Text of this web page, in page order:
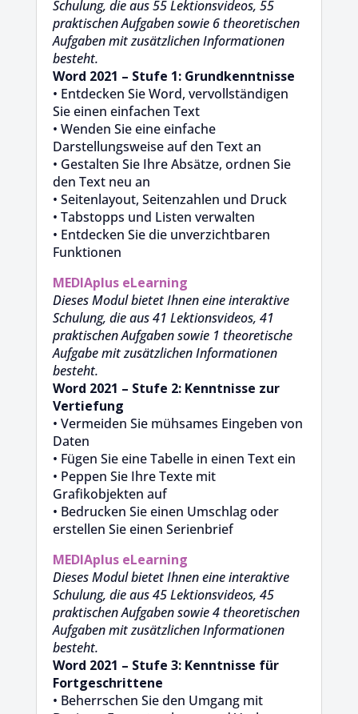
Schulung, die aus 55 Lektionsvideos, 55
praktischen Aufgaben sowie 6 theoretischen
Aufgaben mit zusätzlichen Informationen
besteht.
Word 2021 – Stufe 1: Grundkenntnisse
• Entdecken Sie Word, vervollständigen
Sie einen einfachen Text
• Wenden Sie eine einfache
Darstellungsweise auf den Text an
• Gestalten Sie Ihre Absätze, ordnen Sie
den Text neu an
• Seitenlayout, Seitenzahlen und Druck
• Tabstopps und Listen verwalten
• Entdecken Sie die unverzichtbaren
Funktionen
MEDIAplus eLearning
Dieses Modul bietet Ihnen eine interaktive
Schulung, die aus 41 Lektionsvideos, 41
praktischen Aufgaben sowie 1 theoretische
Aufgabe mit zusätzlichen Informationen
besteht.
Word 2021 – Stufe 2: Kenntnisse zur
Vertiefung
• Vermeiden Sie mühsames Eingeben von
Daten
• Fügen Sie eine Tabelle in einen Text ein
• Peppen Sie Ihre Texte mit
Grafikobjekten auf
• Bedrucken Sie einen Umschlag oder
erstellen Sie einen Serienbrief
MEDIAplus eLearning
Dieses Modul bietet Ihnen eine interaktive
Schulung, die aus 45 Lektionsvideos, 45
praktischen Aufgaben sowie 4 theoretischen
Aufgaben mit zusätzlichen Informationen
besteht.
Word 2021 – Stufe 3: Kenntnisse für
Fortgeschrittene
• Beherrschen Sie den Umgang mit